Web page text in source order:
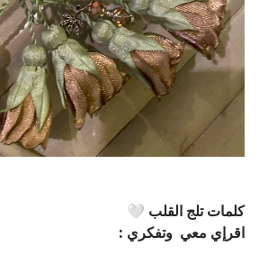
كلمات تلج القلب 🤍
اقرإي معي وتفكري :